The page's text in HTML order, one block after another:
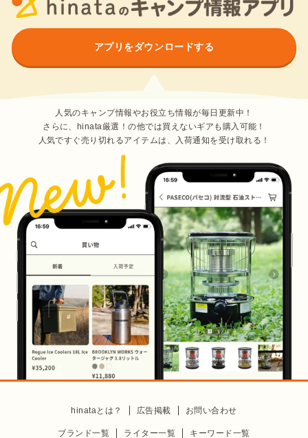
アプリをダウンロードする
人気のキャンプ情報やお役立ち情報が毎日更新中！
さらに、hinata厳選！の他では買えないギアも購入可能！
人気ですぐ売り切れるアイテムは、入荷通知を受け取れる！
hinataとは？ 広告掲載 お問い合わせ
ブランド一覧 ライター一覧 キーワード一覧